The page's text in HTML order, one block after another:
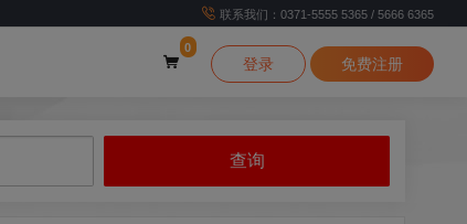
联系我们：0371-5555 5365 / 5666 6365
0
登录 免费注册